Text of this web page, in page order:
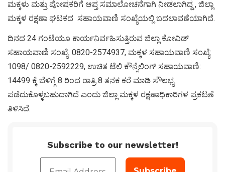
ಮಕ್ಕಳು ಮತ್ತು ಪೋಷಕರಿಗೆ ಆಪ್ತ ಸಮಾಲೋಚನೆಗಾಗಿ ನೀಡಲಾಗಿದ್ದ , ಜಿಲ್ಲಾ
ಮಕ್ಕಳ ರಕ್ಷಣಾ ಘಟಕದ ಸಹಾಯವಾಣಿ ಸಂಖ್ಯೆಯಲ್ಲಿ ಬದಲಾವಣೆಯಾಗಿದೆ.
ದಿನದ 24 ಗಂಟೆಯೂ ಕಾರ್ಯನಿರ್ವಹಿಸುತ್ತಿರುವ ಜಿಲ್ಲಾ ಕೋವಿಡ್
ಸಹಾಯವಾಣಿ ಸಂಖ್ಯೆ: 0820-2574937, ಮಕ್ಕಳ ಸಹಾಯವಾಣಿ ಸಂಖ್ಯೆ:
1098/ 0820-2592229, ಉಚಿತ ಟೆಲಿ ಕೌನ್ಸೆಲಿಂಗ್ ಸಹಾಯವಾಣಿ:
14499 ಕ್ಕೆ ಬೆಳಿಗ್ಗೆ 8 ರಿಂದ ರಾತ್ರಿ 8 ತನಕ ಕರೆ ಮಾಡಿ ಸೌಲಭ್ಯ
ಪಡೆದುಕೊಳ್ಳಬಹುದಾಗಿದೆ ಎಂದು ಜಿಲ್ಲಾ ಮಕ್ಕಳ ರಕ್ಷಣಾಧಿಕಾರಿಗಳ ಪ್ರಕಟಣೆ
ತಿಳಿಸಿದೆ.
Subscribe to our newsletter!